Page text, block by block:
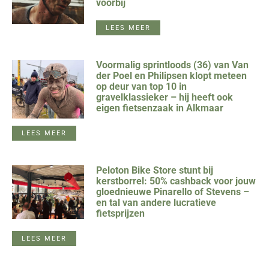
voorbij
LEES MEER
Voormalig sprintloods (36) van Van
der Poel en Philipsen klopt meteen
op deur van top 10 in
gravelklassieker – hij heeft ook
eigen fietsenzaak in Alkmaar
LEES MEER
Peloton Bike Store stunt bij
kerstborrel: 50% cashback voor jouw
gloednieuwe Pinarello of Stevens –
en tal van andere lucratieve
fietsprijzen
LEES MEER